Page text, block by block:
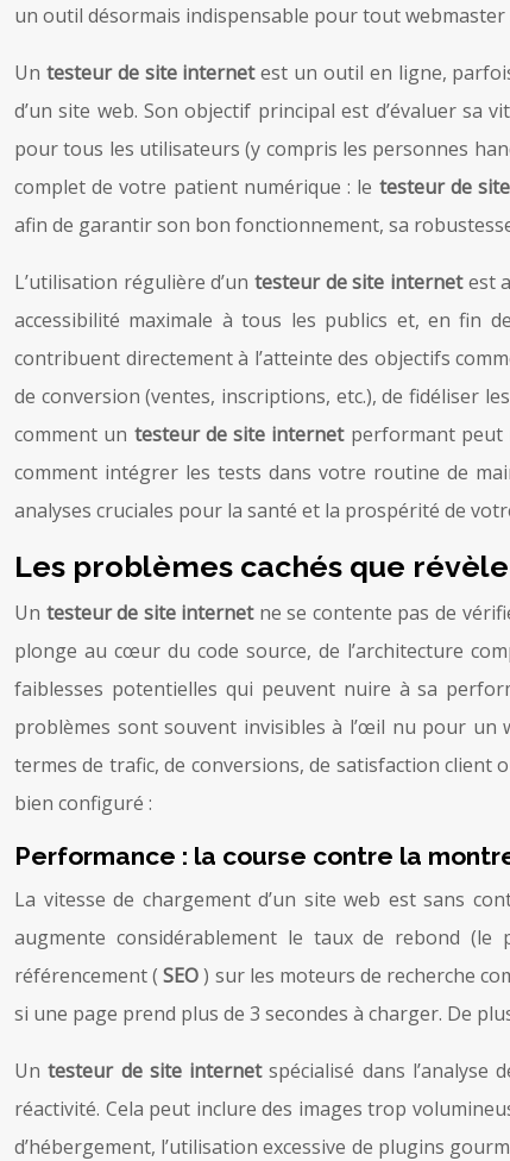
un outil désormais indispensable pour tout
Un testeur de site internetest un outil en ligne,
d’un site web. Son objectif principal est d’évaluer
pour tous les utilisateurs (y compris les personnes
complet de votre patient numérique : le testeur de
afin de garantir son bon fonctionnement, sa
L’utilisation régulière d’untesteur de site internetest
accessibilité maximale à tous les publics et, en fin
contribuent directement à l’atteinte des objectifs
de conversion (ventes, inscriptions, etc.), de fidéliser
comment un testeur de site internet performant peut
comment intégrer les tests dans votre routine de
analyses cruciales pour la santé et la prospérité de
Les problèmes cachés que
Un testeur de site internet ne se contente pas de
plonge au cœur du code source, de l’architecture
faiblesses potentielles qui peuvent nuire à sa
problèmes sont souvent invisibles à l’œil nu pour
termes de trafic, de conversions, de satisfaction client
bien configuré :
Performance : la course contre la
La vitesse de chargement d’un site web est sans
augmente considérablement le taux de rebond
référencement (SEO) sur les moteurs de recherche
si une page prend plus de 3 secondes à charger. De
Untesteur de site internetspécialisé dans
réactivité. Cela peut inclure des images trop
d’hébergement, l’utilisation excessive de plugins